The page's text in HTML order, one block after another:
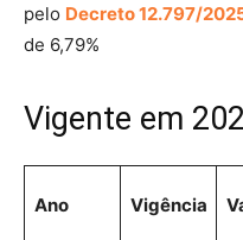
pelo Decreto 12.797/
de 6,79%
Vigente em
Ano Vigência